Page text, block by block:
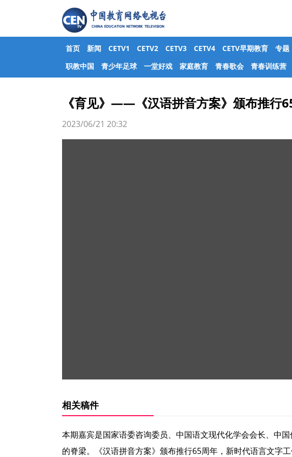
首页 新闻 CETV1 CETV2 CETV3 CETV4 CETV早期教育 专题
职教中国
青少年足球 一堂好戏 家庭教育 青春歌会 青春训练营
《育见》——《汉语拼音方案》颁布推行
2023/06/21 20:32
相关稿件
本期嘉宾是国家语委咨询委员、中国语文现代化学会会长、中
的脊梁。《汉语拼音方案》颁布推行65周年，新时代语言文字